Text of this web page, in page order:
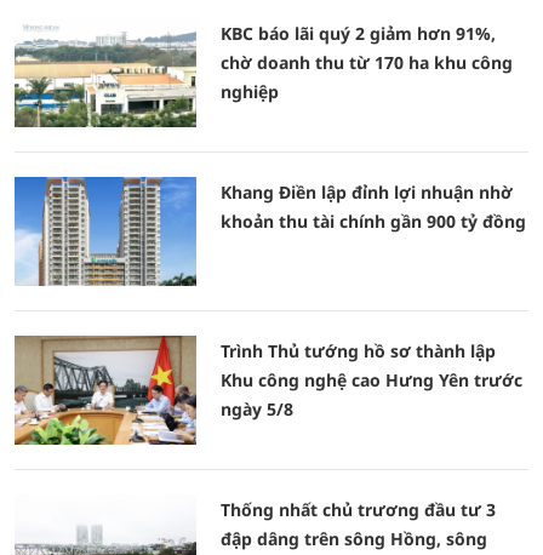
KBC báo lãi quý 2 giảm hơn 91%,
chờ doanh thu từ 170 ha khu công
nghiệp
Khang Điền lập đỉnh lợi nhuận nhờ
khoản thu tài chính gần 900 tỷ đồng
Trình Thủ tướng hồ sơ thành lập
Khu công nghệ cao Hưng Yên trước
ngày 5/8
Thống nhất chủ trương đầu tư 3
đập dâng trên sông Hồng, sông